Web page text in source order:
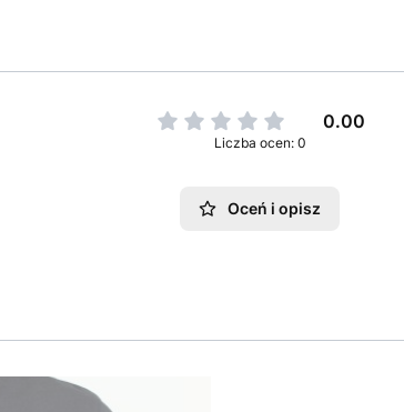
0.00
Liczba ocen: 0
Oceń i opisz